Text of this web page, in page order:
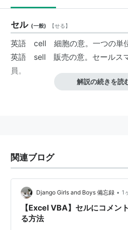
セル (一般) 【せる】
英語 cell 細胞の意。一つの単位
英語 sell 販売の意。セールス
員。
解説の続きを読
関連ブログ
Django Girls and Boys 備忘録 • 1
【Excel VBA】セルにコメン
る方法